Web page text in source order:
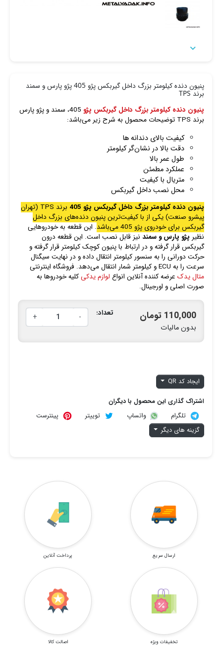

پنیون دنده کیلومتر بزرگ داخل گیربکس پژو 405 پژو پارس و سمند
برند TPS
پنیون دنده کیلومتر بزرگ داخل گیربکس پژو
405، سمند و پژو پارس
برند TPS توضیحات محصول به شرح زیر می‌باشد:
کیفیت بالای دندانه ها
دقت بالا در نشان‌گر کیلومتر
طول عمر بالا
عملکرد مطمئن
متریال با کیفیت
محل نصب داخل گیربکس
پنیون دنده کیلومتر بزرگ داخل گیربکس پژو 405
برند TPS (تهران
پیشرو صنعت) یکی از با کیفیت‌ترین پنیون دنده‌های بزرگ داخل
گیربکس برای خودروی پژو 405 می‌باشد
. این قطعه به خودروهایی
نظیر پژو پارس و سمند نیز قابل نصب است. این قطعه درون
گیربکس قرار گرفته و در ارتباط با پنیون کوچک کیلومتر قرار گرفته و
حرکت دورانی را به سنسور کیلومتر انتقال داده و در نهایت سیگنال
سرعت را به ECU و کیلومتر شمار انتقال می‌دهد. فروشگاه اینترنتی
متال یدک عرضه کننده آنلاین انواع لوازم یدکیکلیه خودروها به
صورت اصلی و اورجینال.
110,000 تومان
بدون مالیات
تعداد: -
+
ایجاد کد QR
اشتراک گذاری این محصول با دیگران
تلگرام
واتساپ توییتر
پینترست
گزینه های دیگر
ارسال سریع پرداخت آنلاین
تخفیفات ویژه اصالت کالا